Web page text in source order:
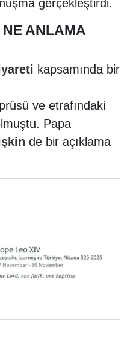
gerçekleştirdi.
ANLAMA
kapsamında bir
ve etrafındaki
Papa
de bir açıklama